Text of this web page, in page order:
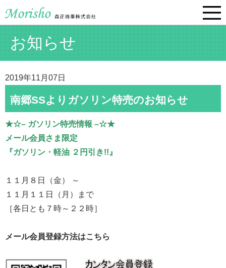
お知らせ
2019年11月07日
南郷SSよりガソリン特売のお知らせ
★☆– ガソリン特売情報 –☆★
メール会員さま限定
『ガソリン・軽油 ２円引き!!』
１１月８日（金） ～
１１月１１日（月）まで
［各日とも７時～２２時］
メール会員登録方法はこちら